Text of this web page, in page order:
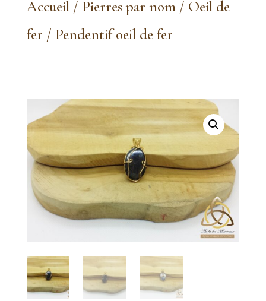
Accueil/ Pierres par nom/ Oeil de
fer / Pendentif oeil de fer